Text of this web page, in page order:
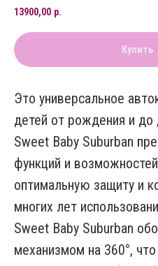
13900,00 р.
Купить
Это универсальное
детей от рождения и до
Sweet Baby Suburban
функций и
оптимальную защиту и
многих лет
Sweet Baby Suburban
механизмом на 360°,